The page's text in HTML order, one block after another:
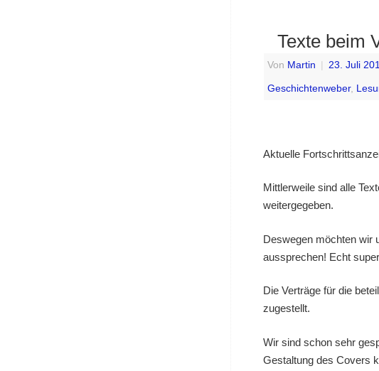
Texte beim
Von Martin | 23. Juli
Geschichtenweber,
Aktuelle
Mittlerweile sind alle
weitergegeben.
Deswegen möchten wir
aussprechen! Echt
Die Verträge für die
zugestellt.
Wir sind schon sehr
Gestaltung des Covers